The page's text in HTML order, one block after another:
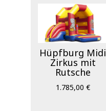
Hüpfburg Midi
Zirkus mit
Rutsche
1.785,00 €